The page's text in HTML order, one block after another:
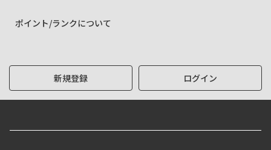
ポイント/ランクについて
新規登録 ログイン